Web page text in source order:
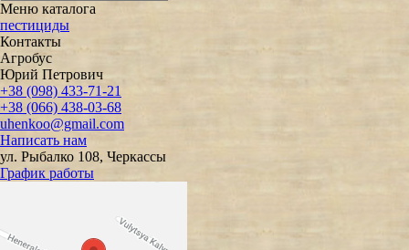
Меню каталога
пестициды
Контакты
Агробус
Юрий Петрович
+38 (098) 433-71-21
+38 (066) 438-03-68
uhenkoo@gmail.com
Написать нам
ул. Рыбалко 108, Черкассы
График работы